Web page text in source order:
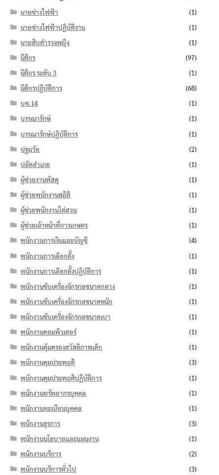
นายช่างไฟฟ้า
(1)
นายช่างไฟฟ้าปฏิบัติงาน
(1)
นายสิบตำรวจหญิง
(1)
นิติกร
(97)
นิติกร ระดับ 3
(1)
นิติกรปฏิบัติการ
(68)
บช.14
(1)
บรรณารักษ์
(1)
บรรณารักษ์ปฏิบัติการ
(1)
ปฐมวัย
(2)
ปลัดอำเภอ
(1)
ผู้ช่วยงานพัสดุ
(1)
ผู้ช่วยพนักงานสถิติ
(1)
ผู้ช่วยพนักงานไต่สวน
(1)
ผู้ช่วยเจ้าหน้าที่การเกษตร
(1)
พนักงานการเงินและบัญชี
(4)
พนักงานการเลือกตั้ง
(1)
พนักงานการเลือกตั้งปฏิบัติการ
(1)
พนักงานขับเครื่องจักรกลขนาดกลาง
(1)
พนักงานขับเครื่องจักรกลขนาดหนัก
(1)
พนักงานขับเครื่องจักรกลขนาดเบา
(1)
พนักงานคอมพิวเตอร์
(1)
พนักงานคุ้มครองสวัสดิภาพเด็ก
(1)
พนักงานคุมประพฤติ
(3)
พนักงานคุมประพฤติปฏิบัติการ
(1)
พนักงานทรัพยากรบุคคล
(1)
พนักงานทะเบียนบุคคล
(1)
พนักงานธุรการ
(3)
พนักงานนโยบายและแผนงาน
(1)
พนักงานบริการ
(2)
พนักงานบริการทั่วไป
(3)